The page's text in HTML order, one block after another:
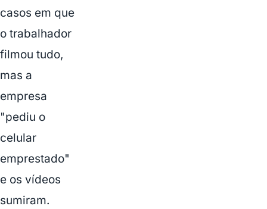
casos em que
o trabalhador
filmou tudo,
mas a
empresa
"pediu o
celular
emprestado"
e os vídeos
sumiram.